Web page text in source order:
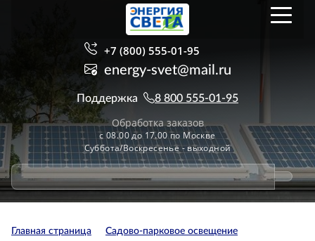
+7 (800) 555-01-95
energy-svet@mail.ru
Поддержка 8 800 555-01-95
Обработка заказов
с 08.00 до 17.00 по Москве
Суббота/Воскресенье - выходной
Главная страница
Садово-парковое освещение